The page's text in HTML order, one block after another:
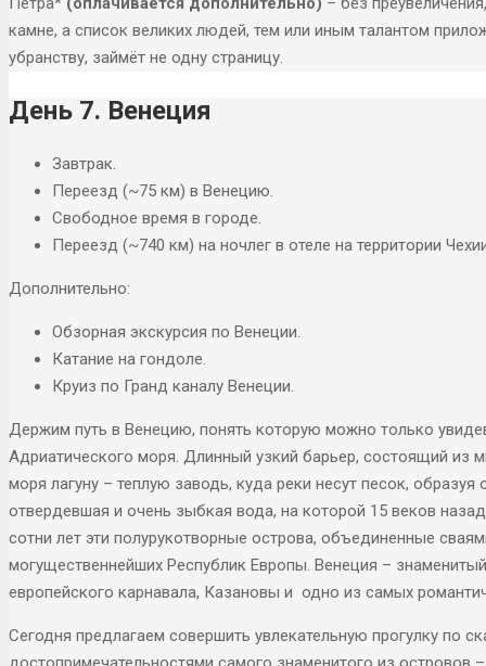
камне, а список великих людей, тем или иным талантом
убранству, займёт не одну страницу.
День 7. Венеция
Завтрак.
Переезд (~75 км) в Венецию.
Свободное время в городе.
Переезд (~740 км) на ночлег в отеле на территории
Дополнительно:
Обзорная экскурсия по Венеции.
Катание на гондоле.
​​​​​​​Круиз по Гранд каналу Венеции.
Держим путь в Венецию, понять которую можно только
Адриатического моря. Длинный узкий барьер, состоящий из
моря лагуну – теплую заводь, куда реки несут песок,
отвердевшая и очень зыбкая вода, на которой 15 веков
сотни лет эти полурукотворные острова, объединенные
могущественнейших Республик Европы. Венеция –
европейского карнавала, Казановы и одно из самых
Сегодня предлагаем совершить увлекательную прогулку по